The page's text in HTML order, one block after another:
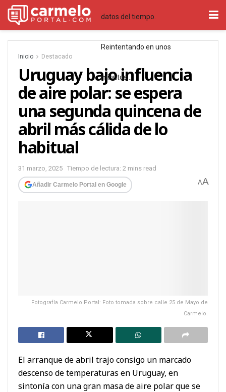
datos del tiempo.
Reintentando en unos
minutos…
Inicio Destacado
Uruguay bajo influencia
de aire polar: se espera
una segunda quincena de
abril más cálida de lo
habitual
31 marzo, 2025 Tiempo de lectura: 2 mins read
Añadir Carmelo Portal en Google AA
Fotografía Carmelo Portal: Foto tomada sobre calle 25 de Mayo de
Carmelo.
El arranque de abril trajo consigo un marcado
descenso de temperaturas en Uruguay, en
sintonía con una gran masa de aire polar que se